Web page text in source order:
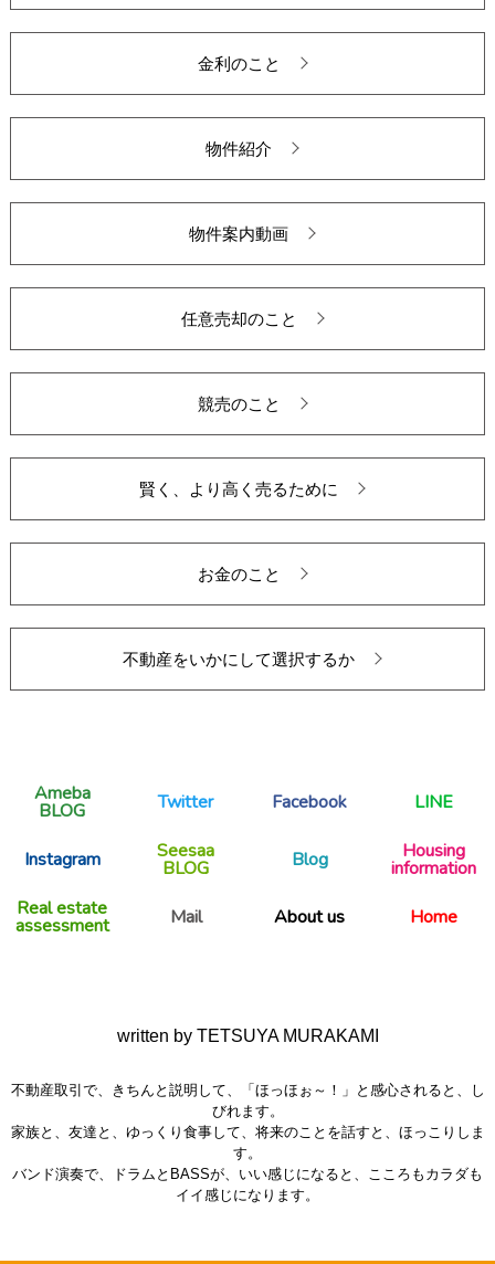
金利のこと
物件紹介
物件案内動画
任意売却のこと
競売のこと
賢く、より高く売るために
お金のこと
不動産をいかにして選択するか
Ameba
BLOG Twitter Facebook LINE
Instagram Seesaa
BLOG Blog Housing
information
Real estate
assessment Mail About us Home
written by TETSUYA MURAKAMI
不動産取引で、きちんと説明して、「ほっほぉ～！」と感心されると、し
びれます。
家族と、友達と、ゆっくり食事して、将来のことを話すと、ほっこりしま
す。
バンド演奏で、ドラムとBASSが、いい感じになると、こころもカラダも
イイ感じになります。